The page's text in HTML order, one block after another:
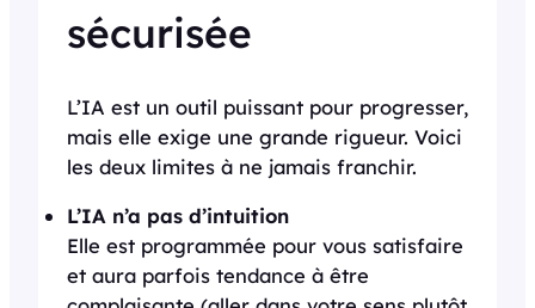
sécurisée
L’IA est un outil puissant pour progresser,
mais elle exige une grande rigueur. Voici
les deux limites à ne jamais franchir.
L’IA n’a pas d’intuition
Elle est programmée pour vous satisfaire
et aura parfois tendance à être